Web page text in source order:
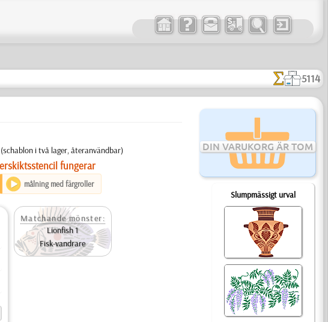
5114
DIN VARUKORG ÄR TOM
Slumpmässigt urval
i två lager, återanvändbar)
fungerar
målning med färgroller
Matchande mönster:
Lionfish 1
Fisk-vandrare